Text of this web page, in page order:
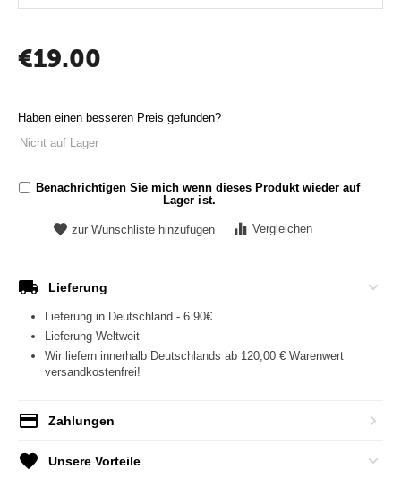
€19.00
Haben einen besseren Preis gefunden?
Nicht auf Lager
Benachrichtigen Sie mich wenn dieses Produkt wieder auf
Lager ist.
zur Wunschliste hinzufugen Vergleichen
Lieferung
Lieferung in Deutschland - 6.90€.
Lieferung Weltweit
Wir liefern innerhalb Deutschlands ab 120,00 € Warenwert
versandkostenfrei!
Zahlungen
Unsere Vorteile